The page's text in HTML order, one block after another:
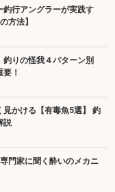
釣行アングラーが実践す
方法】
釣りの怪我４パターン別
！
見かける【有毒魚5選】 釣
説
門家に聞く酔いのメカニ